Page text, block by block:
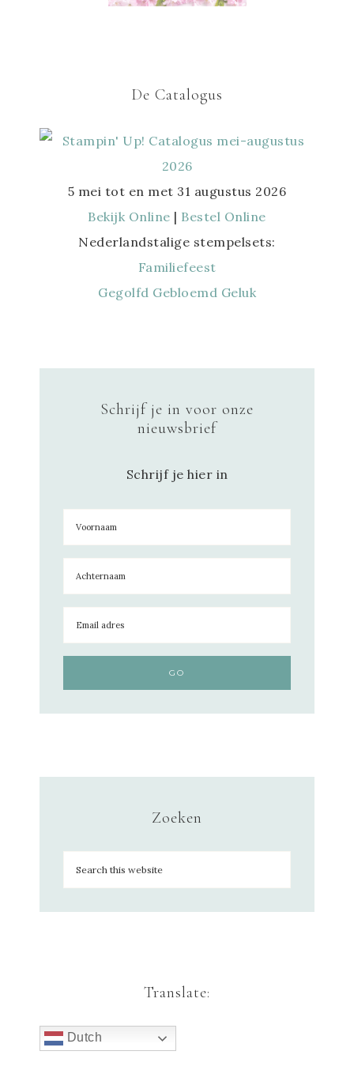
De Catalogus
5 mei tot en met 31 augustus 2026
Bekijk Online | Bestel Online
Nederlandstalige stempelsets:
Familiefeest
Gegolfd Gebloemd Geluk
Schrijf je in voor onze
nieuwsbrief
Schrijf je hier in
Zoeken
Translate:
Dutch